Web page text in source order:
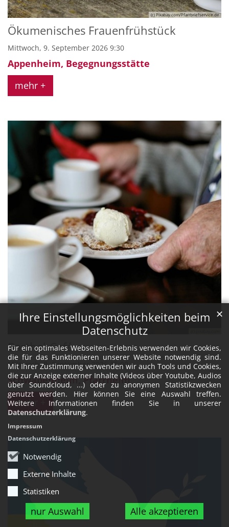
Ihre Einstellungsmöglichkeiten beim
Datenschutz
Für ein optimales Webseiten-Erlebnis verwenden wir Cookies,
die für das Funktionieren unserer Website notwendig sind.
Mit Ihrer Zustimmung verwenden wir auch Tools und Cookies,
die zur Anzeige externer Inhalte (Videos über Youtube, Audios
über Soundcloud, ...) oder zu anonymen Statistikzwecken
genutzt werden. Hier können Sie eine Auswahl treffen.
Weitere Informationen finden Sie in unserer
Datenschutzerklärung.
Notwendig
Externe Inhalte
Statistiken
nur Auswahl Alle akzeptieren
✕
Impressum
Datenschutzerklärung
(c) Pixabay.com/Pfarrbriefservice.de
Ökumenisches Frauenfrühstück
Mittwoch, 9. September 2026 9:30
Appenheim, Begegnungsstätte
mehr +
Barthel-Café
Mittwoch, 9. September 2026 15:00
Schwabenheim, Pfarrheim
mehr +